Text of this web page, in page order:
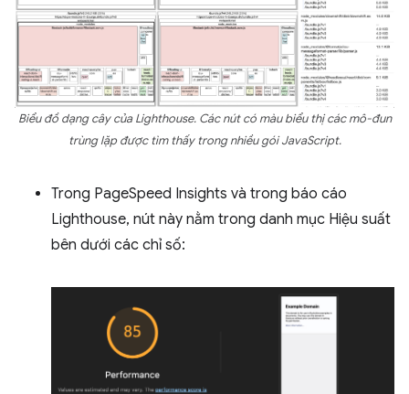
Biểu đồ dạng cây của Lighthouse. Các nút có màu biểu thị các mô-đun
trùng lặp được tìm thấy trong nhiều gói JavaScript.
Trong PageSpeed Insights và trong báo cáo
Lighthouse, nút này nằm trong danh mục Hiệu suất
bên dưới các chỉ số: